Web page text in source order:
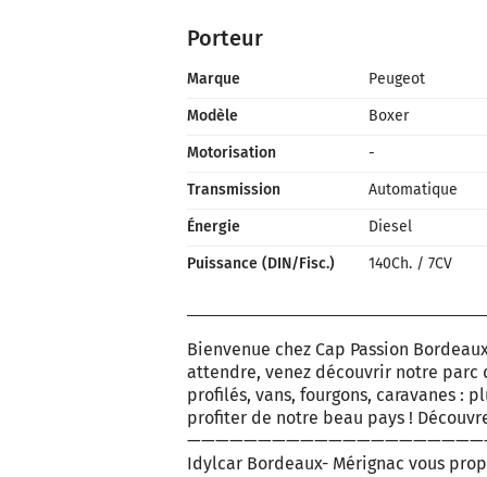
Porteur
Marque
Peugeot
Modèle
Boxer
Motorisation
-
Transmission
Automatique
Énergie
Diesel
Puissance (DIN/Fisc.)
140Ch./ 7CV
Bienvenue chez Cap Passion
attendre, venez découvrir notre parc
profilés, vans, fourgons, caravanes :
profiter de notre beau pays !
Idylcar Bordeaux- Mérignac vous